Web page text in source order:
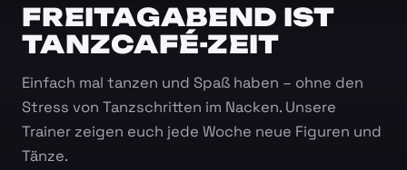
FREITAGABEND IST
TANZCAFÉ-ZEIT
Einfach mal tanzen und Spaß haben – ohne den
Stress von Tanzschritten im Nacken. Unsere
Trainer zeigen euch jede Woche neue Figuren und
Tänze.